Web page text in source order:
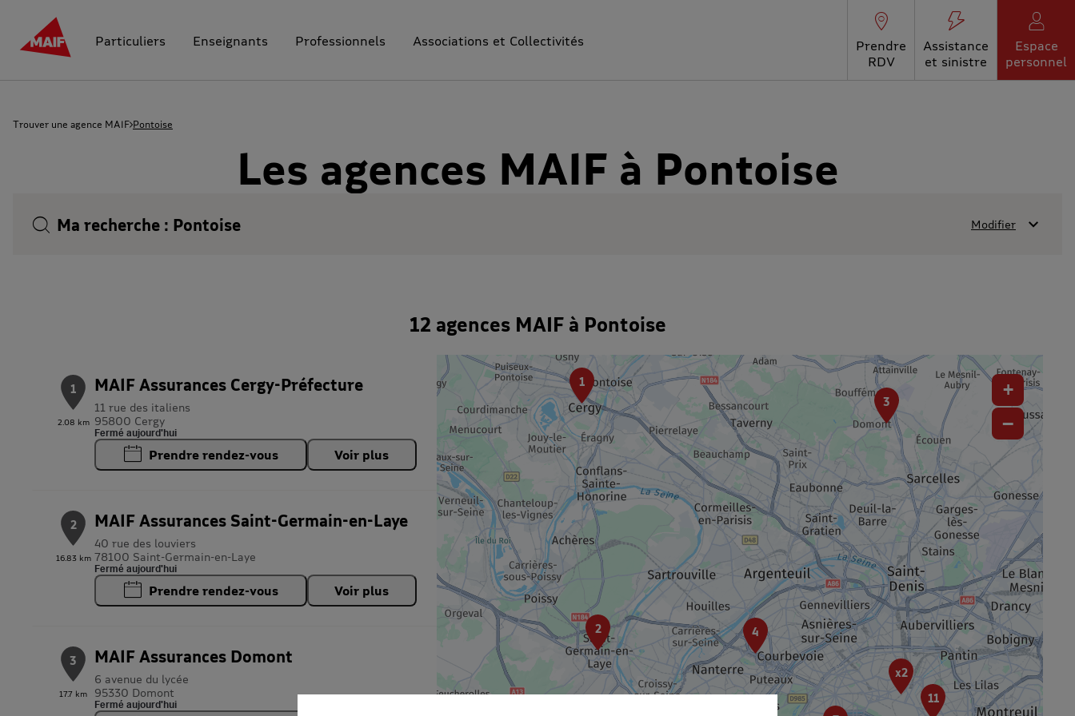
Particuliers Enseignants Professionnels Associations et Collectivités
Prendre
RDV
Assistance
et sinistre
Espace
personnel
Trouver une agence MAIF Pontoise
Les agences MAIF à Pontoise
Ma recherche : Pontoise Modifier
12 agences MAIF à Pontoise
1
2.08 km
MAIF Assurances Cergy-Préfecture
11 rue des italiens
95800 Cergy
Fermé aujourd'hui
Prendre rendez-vous Voir plus
2
16.83 km
MAIF Assurances Saint-Germain-en-Laye
40 rue des louviers
78100 Saint-Germain-en-Laye
Fermé aujourd'hui
Prendre rendez-vous Voir plus
3
17.7 km
MAIF Assurances Domont
6 avenue du lycée
95330 Domont
Fermé aujourd'hui
3
11
x2
4
2
1 +
−